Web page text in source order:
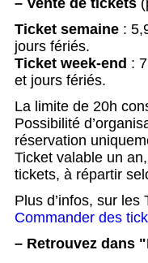
– Vente de tickets
Ticket semaine :
jours fériés.
Ticket week-end :
et jours fériés.
La limite de 20h
Possibilité
réservation
Ticket valable un
tickets, à répartir
Plus d’infos, sur les
Commander des
– Retrouvez dans "